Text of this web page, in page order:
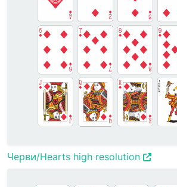
Черви/Hearts high resolution